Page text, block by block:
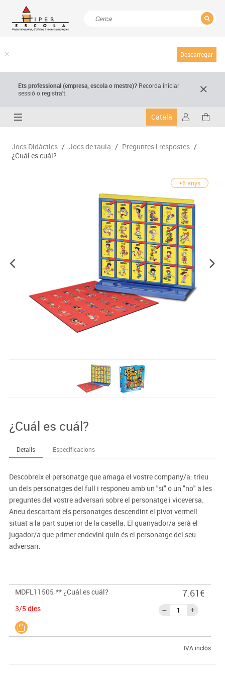
Descarregar
Ets professional (empresa,escola o mestre)? Recorda iniciar
sessió o registra't.
Català
Jocs Didàctics / Jocs de taula / Preguntes i respostes /
¿Cuál es cuál?
+6 anys
¿Cuál es cuál?
Detalls Especificacions
Descobreix el personatge que amaga el vostre company/a: trieu
un dels personatges del full i responeu amb un "sí" o un "no" a les
preguntes del vostre adversari sobre el personatge i viceversa.
Aneu descartant els personatges descendint el pivot vermell
situat a la part superior de la casella. El guanyador/a serà el
jugador/a que primer endevini quin és el personatge del seu
adversari.
MDFL11505 ** ¿Cuál es cuál?
3/5 dies
7.61€
IVA inclòs